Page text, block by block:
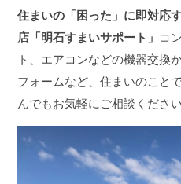
住まいの「困った」に即対応
店「明石すまいサポート」 コ
ト、エアコンなどの機器交換
フォームなど、住まいのこと
んでもお気軽にご相談くだ